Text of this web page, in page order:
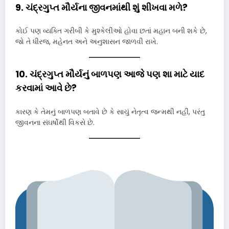
9. ચંદ્રગુપ્ત મૌર્યના જીવનમાંથી શું શીખવા મળે?
કોઈ પણ વ્યક્તિ ગરીબી કે મુશ્કેલીઓ હોવા છતાં મહાન બની શકે છે,
જો તે ધીરજ, મહેનત અને અનુશાસન જાળવી રાખે.
10. ચંદ્રગુપ્ત મૌર્યનું બાળપણ આજે પણ શા માટે યાદ
કરવામાં આવે છે?
કારણ કે તેમનું બાળપણ બતાવે છે કે સાચું નેતૃત્વ જન્મથી નહીં, પરંતુ
જીવનના સંઘર્ષોથી વિકસે છે.